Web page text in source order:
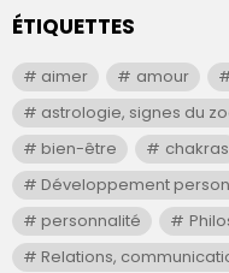
ÉTIQUETTES
aimer amour
astrologie, signes du
bien-être
chakras
Développement
personnalité
Relations,